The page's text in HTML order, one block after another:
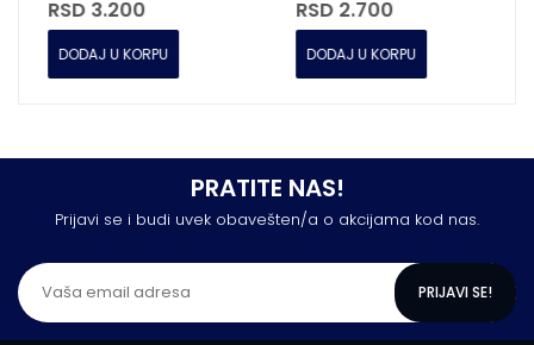
RSD 3.200
DODAJ U KORPU
RSD 2.700
DODAJ U KORPU
PRATITE NAS!
Prijavi se i budi uvek obavešten/a o akcijama kod nas.
PRIJAVI SE!